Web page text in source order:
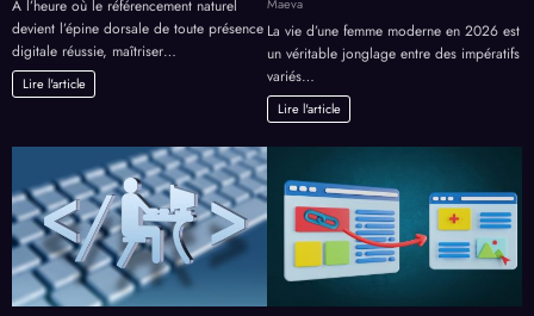
À l’heure où le référencement naturel
devient l’épine dorsale de toute présence
digitale réussie, maîtriser…
Lire l'article
La vie d’une femme moderne en 2026 est
un véritable jonglage entre des impératifs
variés…
Lire l'article